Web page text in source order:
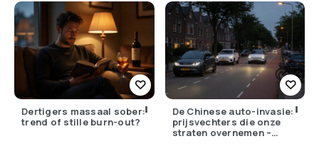
Dertigers massaal sober:
trend of stille burn-out?
De Chinese auto-invasie:
prijsvechters die onze
straten overnemen –